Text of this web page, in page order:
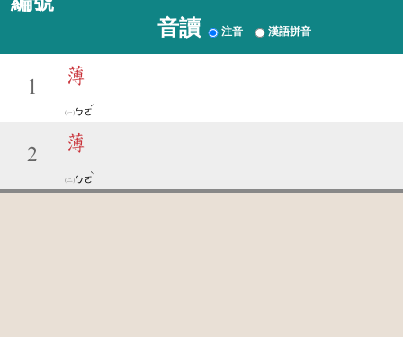
音讀 注音 漢語拼音
1
薄
ㄅㄛ
ˊ
2
薄
ㄅㄛ
ˋ